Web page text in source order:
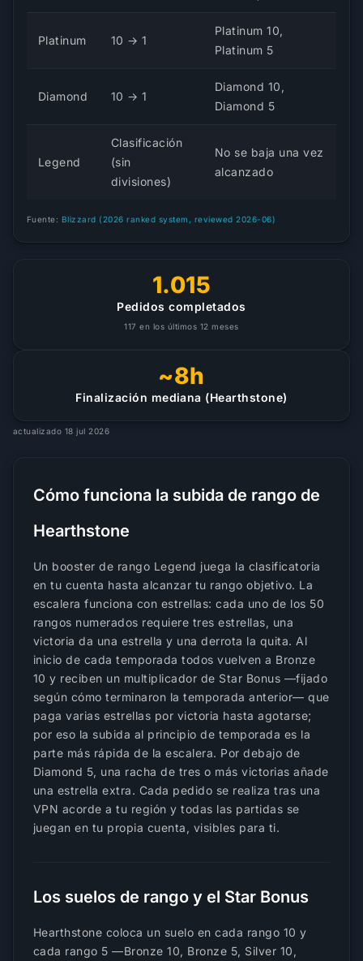
Platinum 10 → 1
Platinum 10,
Platinum 5
Diamond 10 → 1
Diamond 10,
Diamond 5
Legend
Clasificación
(sin
divisiones)
No se baja una vez
alcanzado
Fuente: Blizzard (2026 ranked system, reviewed 2026-06)
1.015
Pedidos completados
117 en los últimos 12 meses
~8h
Finalización mediana (Hearthstone)
actualizado 18 jul 2026
Cómo funciona la subida de rango de
Hearthstone
Un booster de rango Legend juega la clasificatoria
en tu cuenta hasta alcanzar tu rango objetivo. La
escalera funciona con estrellas: cada uno de los 50
rangos numerados requiere tres estrellas, una
victoria da una estrella y una derrota la quita. Al
inicio de cada temporada todos vuelven a Bronze
10 y reciben un multiplicador de Star Bonus —fijado
según cómo terminaron la temporada anterior— que
paga varias estrellas por victoria hasta agotarse;
por eso la subida al principio de temporada es la
parte más rápida de la escalera. Por debajo de
Diamond 5, una racha de tres o más victorias añade
una estrella extra. Cada pedido se realiza tras una
VPN acorde a tu región y todas las partidas se
juegan en tu propia cuenta, visibles para ti.
Los suelos de rango y el Star Bonus
Hearthstone coloca un suelo en cada rango 10 y
cada rango 5 —Bronze 10, Bronze 5, Silver 10,